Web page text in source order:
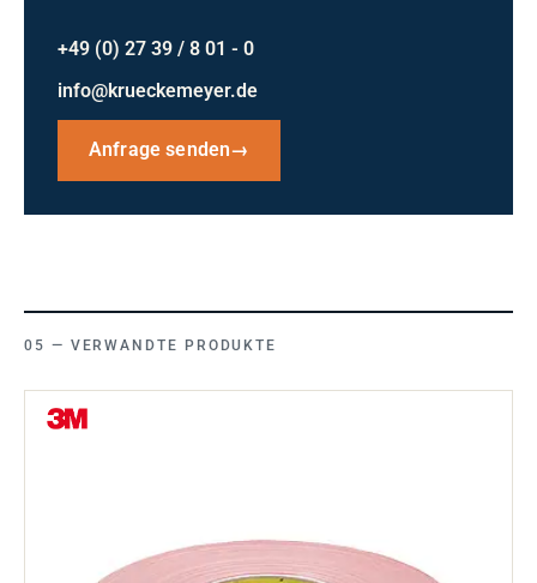
+49 (0) 27 39 / 8 01 - 0
info@krueckemeyer.de
Anfrage senden→
VERWANDTE PRODUKTE